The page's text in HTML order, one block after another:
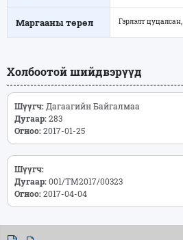
Маргааны төрөл Гэрлэлт цуцалсан,
Холбоотой шийдвэрүүд
Шүүгч: Дагаагийн Байгалмаа
Дугаар:283
Огноо:2017-01-25
Шүүгч:
Дугаар:001/ТМ2017/00323
Огноо:2017-04-04